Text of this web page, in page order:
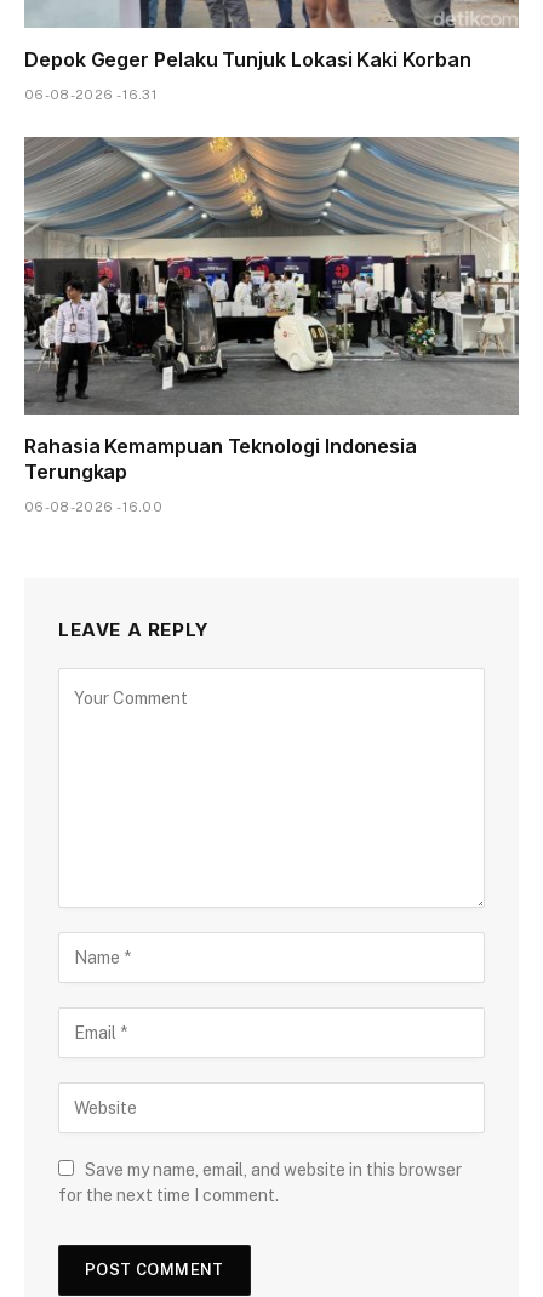
Depok Geger Pelaku Tunjuk Lokasi Kaki Korban
06-08-2026 - 16.31
Rahasia Kemampuan Teknologi Indonesia
Terungkap
06-08-2026 - 16.00
LEAVE A REPLY
Save my name, email, and website in this browser
for the next time I comment.